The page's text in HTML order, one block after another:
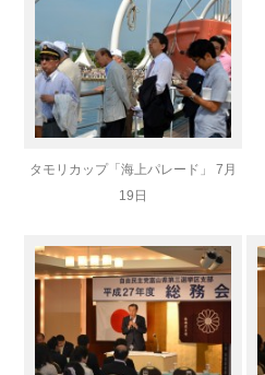
タモリカップ「海上パレード」 7月
19日